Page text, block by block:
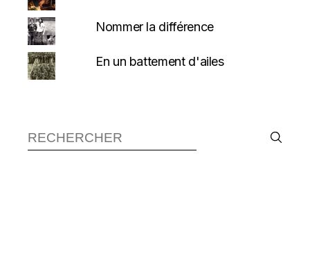
Nommer la différence
En un battement d'ailes
Recherche :